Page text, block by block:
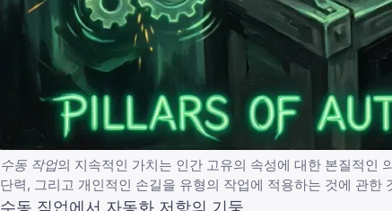
수동 작업의 지속적인 가치는 인간 고유의 속성에 대한 본질적인
단력, 그리고 개인적인 손길을 유형의 작업에 적용하는 것에 관한
수동 직업에서 자동화 저항의 기둥